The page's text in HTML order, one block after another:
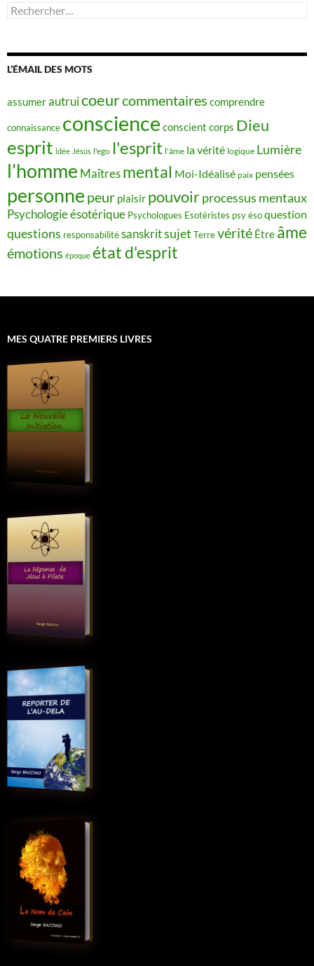
Rechercher :
L’ÉMAIL DES MOTS
assumerautruicoeurcommentaires comprendre
connaissance conscience conscient corps Dieu
esprit idée Jésus l'ego l'esprit l'âme la vérité logique Lumière
l’homme Maîtres mental Moi-Idéalisé paix pensées
personne peur plaisir pouvoirprocessus mentaux
Psychologie ésotérique Psychologues Esotéristes psy ésoquestion
questions responsabilitésanskritsujet Terrevérité Être âme
émotions époque état d'esprit
MES QUATRE PREMIERS LIVRES